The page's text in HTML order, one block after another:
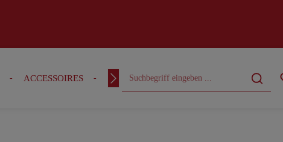
ACCESSOIRES OUTFITS CURVY